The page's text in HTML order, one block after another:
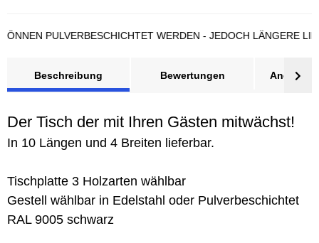
PULVERBESCHICHTET WERDEN - JEDOCH LÄNGERE
Beschreibung Bewertungen Angebot
Der Tisch der mit Ihren Gästen mitwächst!
In 10 Längen und 4 Breiten lieferbar.
Tischplatte 3 Holzarten wählbar
Gestell wählbar in Edelstahl oder Pulverbeschichtet
RAL 9005 schwarz